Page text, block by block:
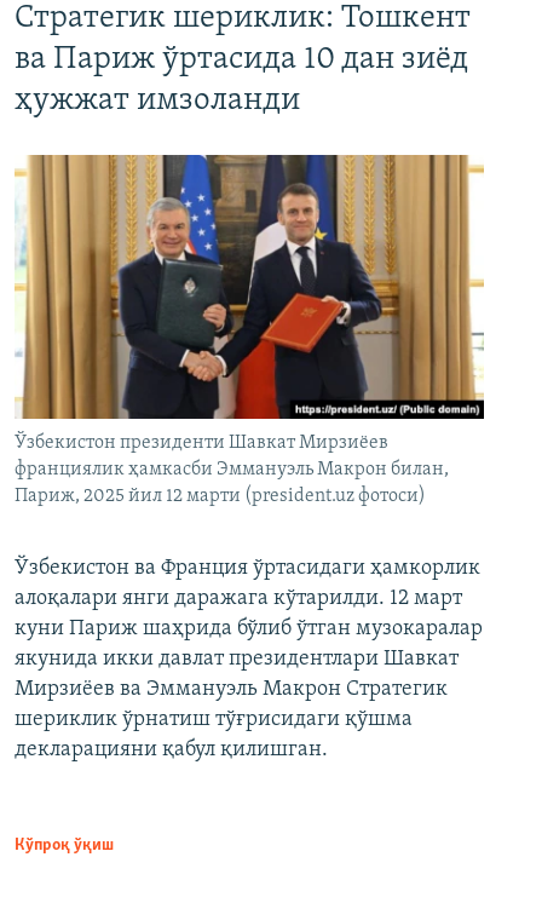
Стратегик шериклик: Тошкент
ва Париж ўртасида 10 дан зиёд
ҳужжат имзоланди
Ўзбекистон президенти Шавкат Мирзиёев
франциялик ҳамкасби Эммануэль Макрон билан,
Париж, 2025 йил 12 марти (president.uz фотоси)
Ўзбекистон ва Франция ўртасидаги ҳамкорлик
алоқалари янги даражага кўтарилди. 12 март
куни Париж шаҳрида бўлиб ўтган музокаралар
якунида икки давлат президентлари Шавкат
Мирзиёев ва Эммануэль Макрон Стратегик
шериклик ўрнатиш тўғрисидаги қўшма
декларацияни қабул қилишган.
Кўпроқ ўқиш